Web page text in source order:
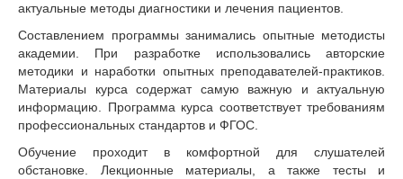
актуальные методы диагностики и лечения пациентов.
Составлением программы занимались опытные методисты
академии. При разработке использовались авторские
методики и наработки опытных преподавателей-практиков.
Материалы курса содержат самую важную и актуальную
информацию. Программа курса соответствует требованиям
профессиональных стандартов и ФГОС.
Обучение проходит в комфортной для слушателей
обстановке. Лекционные материалы, а также тесты и